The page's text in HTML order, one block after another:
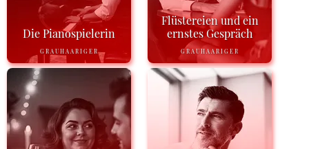
Die Pianospielerin
GRAUHAARIGER
Flüstereien und ein
ernstes Gespräch
GRAUHAARIGER